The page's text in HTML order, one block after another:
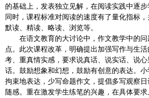
的基础上，发表独立见解，在阅读实践中逐步
同时，课程标准对阅读的速度有了量化指标，
默读、精读、略读、浏览等。
在语文教育的大讨论中，作文教学中的问
点。此次课程改革，明确提出加强写作与生
考、重真情实感，要求说真话、说实话、说
话。鼓励想象和幻想，鼓励有创意的表达。
拘束地表达，少写命题作文，提倡多写观察
随感。重在激发学生练笔的兴趣，在具体要